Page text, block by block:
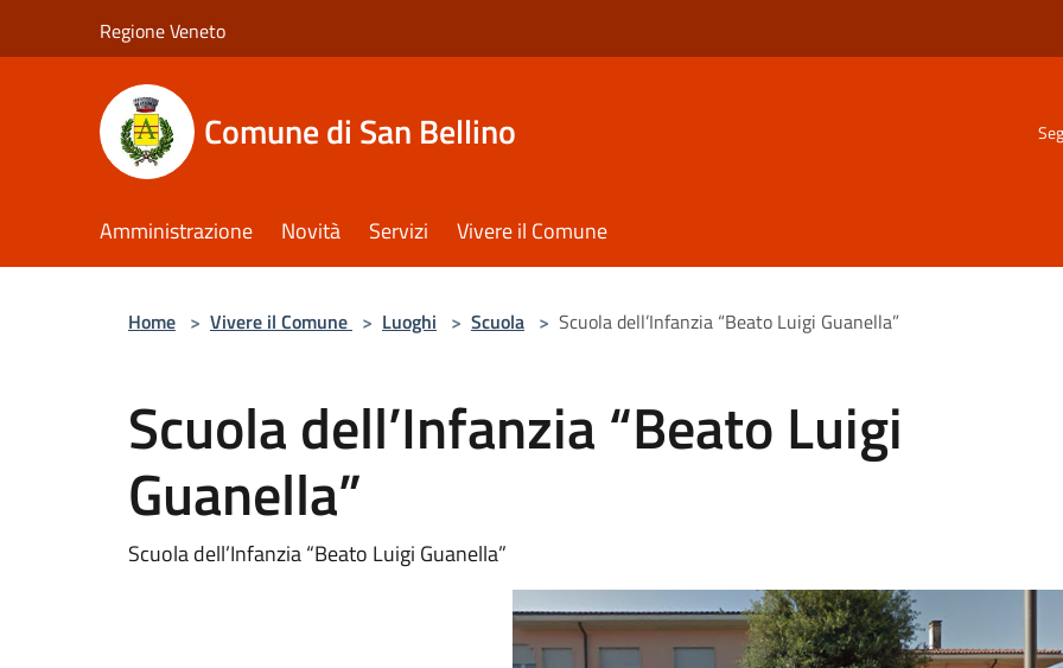
Regione Veneto
Comune di San Bellino
Amministrazione Novità Servizi Vivere il Comune
Home > Vivere il Comune > Luoghi > Scuola > Scuola dell’Infanzia “Beato Luigi Guanella”
Scuola dell’Infanzia “Beato Luigi
Guanella”
Scuola dell’Infanzia “Beato Luigi Guanella”